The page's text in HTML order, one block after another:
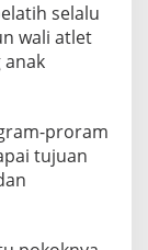
selalu
wali atlet
proram
tujuan